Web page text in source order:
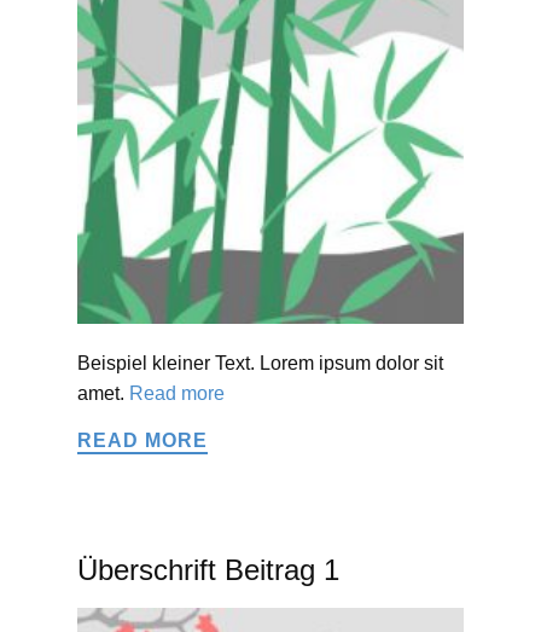
Beispiel kleiner Text. Lorem ipsum dolor sit
amet. Read more
READ MORE
Überschrift Beitrag 1